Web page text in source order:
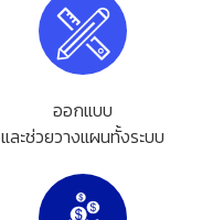
ออกแบบ
และช่วยวางแผนทั้งระบบ